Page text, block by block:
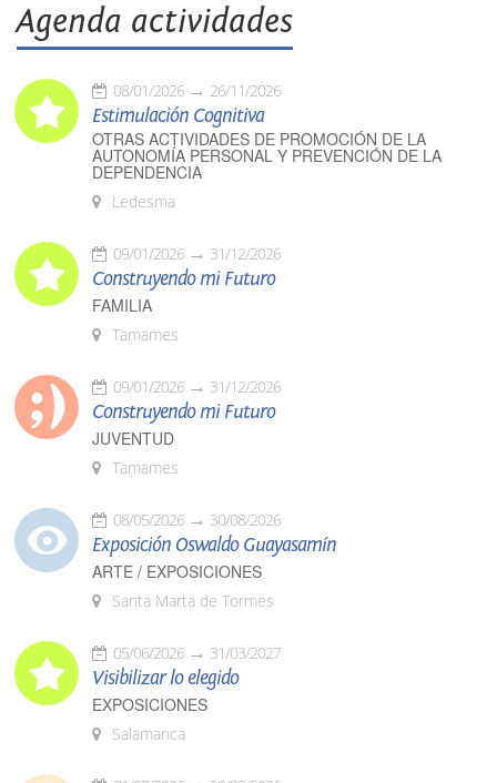
Agenda actividades
08/01/2026 26/11/2026
Estimulación Cognitiva
OTRAS ACTIVIDADES DE PROMOCIÓN DE LA
AUTONOMÍA PERSONAL Y PREVENCIÓN DE LA
DEPENDENCIA
Ledesma
09/01/2026 31/12/2026
Construyendo mi Futuro
FAMILIA
Tamames
09/01/2026 31/12/2026
Construyendo mi Futuro
JUVENTUD
Tamames
08/05/2026 30/08/2026
Exposición Oswaldo Guayasamín
ARTE / EXPOSICIONES
Santa Marta de Tormes
05/06/2026 31/03/2027
Visibilizar lo elegido
EXPOSICIONES
Salamanca